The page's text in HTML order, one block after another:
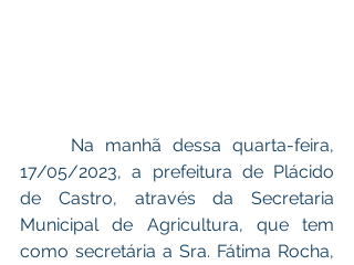
17/05/2023, a prefeitura de Plácido
de Castro, através da Secretaria
Municipal de Agricultura, que tem
como secretária a Sra. Fátima Rocha,